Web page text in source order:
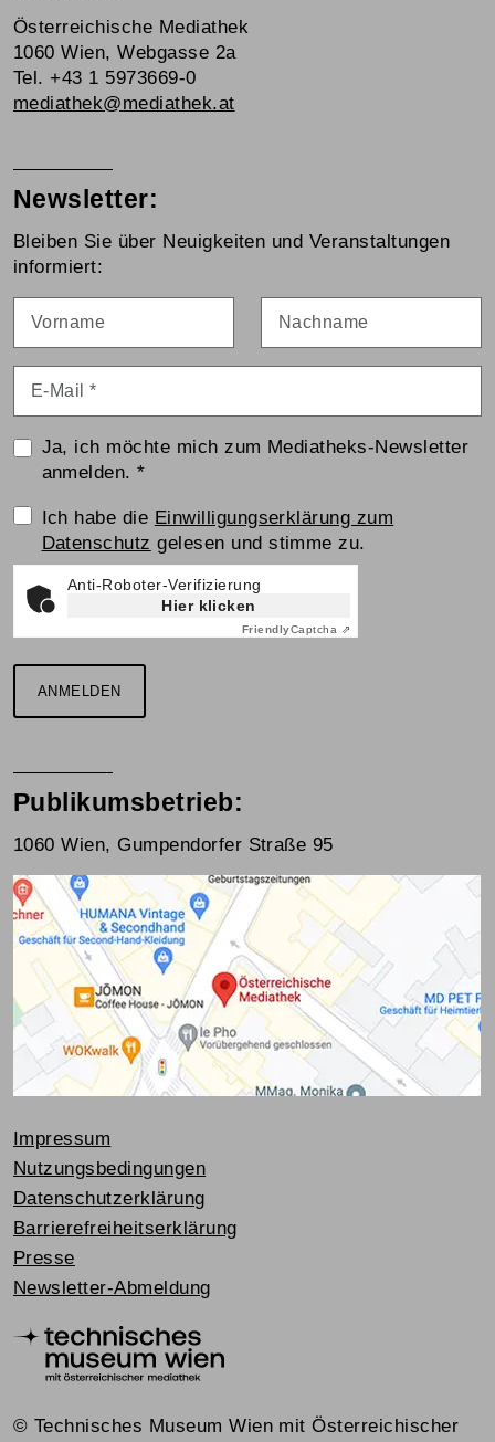
Österreichische Mediathek
1060 Wien, Webgasse 2a
Tel. +43 1 5973669-0
mediathek@mediathek.at
Newsletter:
Bleiben Sie über Neuigkeiten und Veranstaltungen
informiert:
Ja, ich möchte mich zum Mediatheks-Newsletter
anmelden.*
Einwilligungserklärung
Ich habe die Einwilligungserklärung zum
Datenschutz gelesen und stimme zu.
Anti-Roboter-Verifizierung
Hier klicken
FriendlyCaptcha ⇗
ANMELDEN
Publikumsbetrieb:
1060 Wien, Gumpendorfer Straße 95
Impressum
Nutzungsbedingungen
Datenschutzerklärung
Barrierefreiheitserklärung
Presse
Newsletter-Abmeldung
© Technisches Museum Wien mit Österreichischer